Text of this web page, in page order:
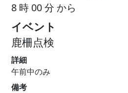
8 時 00 分 から
イベント
鹿柵点検
詳細
午前中のみ
備考